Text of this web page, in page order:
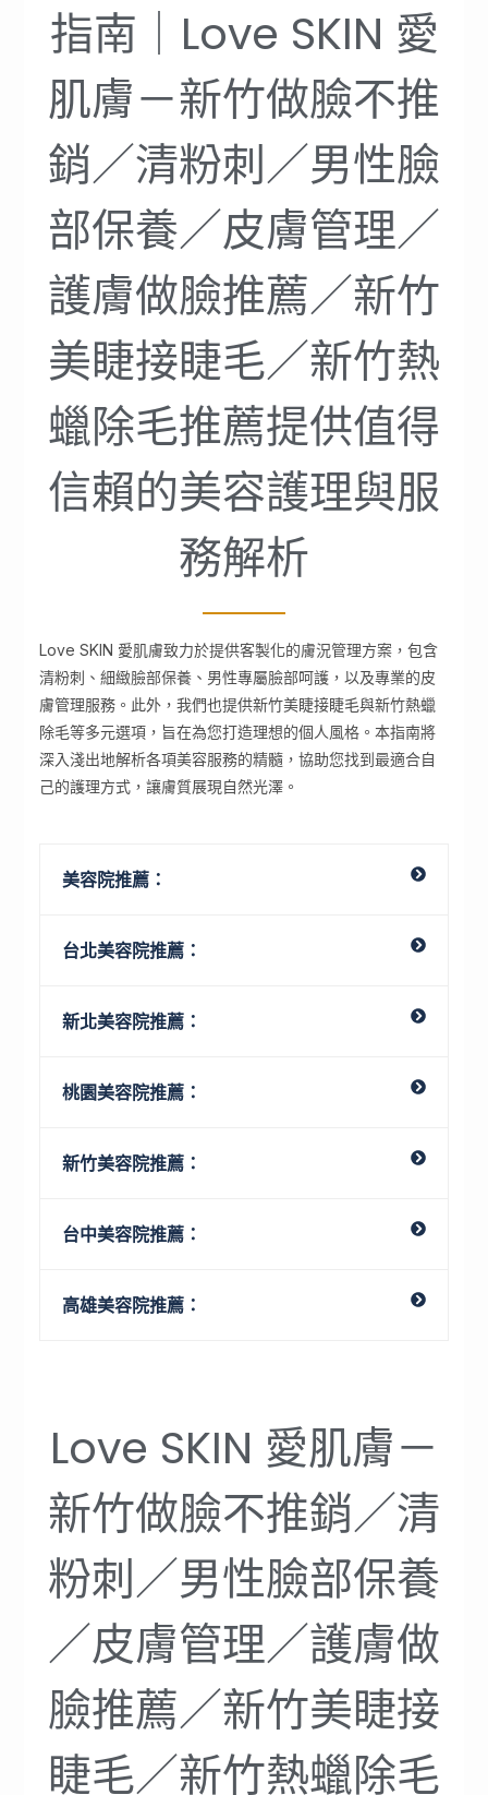
指南｜Love SKIN 愛
肌膚－新竹做臉不推
銷／清粉刺／男性臉
部保養／皮膚管理／
護膚做臉推薦／新竹
美睫接睫毛／新竹熱
蠟除毛推薦提供值得
信賴的美容護理與服
務解析
Love SKIN 愛肌膚致力於提供客製化的膚況管理方案，包含
清粉刺、細緻臉部保養、男性專屬臉部呵護，以及專業的皮
膚管理服務。此外，我們也提供新竹美睫接睫毛與新竹熱蠟
除毛等多元選項，旨在為您打造理想的個人風格。本指南將
深入淺出地解析各項美容服務的精髓，協助您找到最適合自
己的護理方式，讓膚質展現自然光澤。
美容院推薦：
台北美容院推薦：
新北美容院推薦：
桃園美容院推薦：
新竹美容院推薦：
台中美容院推薦：
高雄美容院推薦：
Love SKIN 愛肌膚－
新竹做臉不推銷／清
粉刺／男性臉部保養
／皮膚管理／護膚做
臉推薦／新竹美睫接
睫毛／新竹熱蠟除毛